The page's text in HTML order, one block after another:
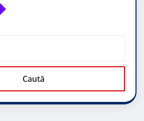
Caută